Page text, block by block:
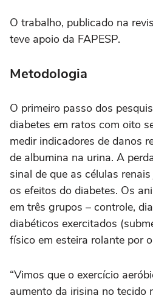
O trabalho, publicado na
teve apoio da FAPESP.
Metodologia
O primeiro passo dos
diabetes em ratos com oito
medir indicadores de danos
de albumina na urina. A
sinal de que as células
os efeitos do diabetes. Os
em três grupos – controle,
diabéticos exercitados
físico em esteira rolante por
“Vimos que o exercício
aumento da irisina no tecido